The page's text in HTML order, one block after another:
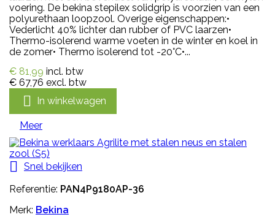
voering. De bekina stepilex solidgrip is voorzien van een
polyurethaan loopzool. Overige eigenschappen:•
Vederlicht 40% lichter dan rubber of PVC laarzen•
Thermo-isolerend warme voeten in de winter en koel in
de zomer• Thermo isolerend tot -20°C•...
€ 81,99 incl. btw
€ 67,76 excl. btw
 In winkelwagen
Meer

Snel bekijken
Referentie: PAN4P9180AP-36
Merk: Bekina